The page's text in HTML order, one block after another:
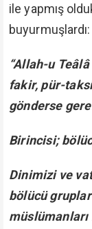
ile yapmış
buyurmuşlardı:
“Allah-u
fakir, pür-
gönderse
Birincisi;
Dinimizi ve
bölücü